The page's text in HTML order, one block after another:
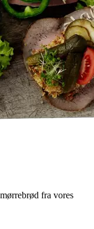
fra vores